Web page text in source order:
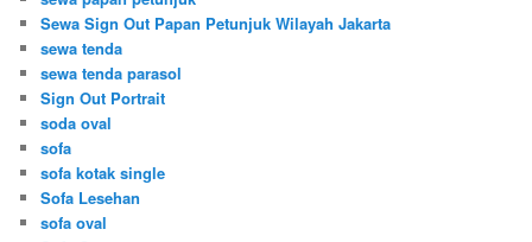
Sewa Sign Out Papan Petunjuk Wilayah Jakarta
sewa tenda
sewa tenda parasol
Sign Out Portrait
soda oval
sofa
sofa kotak single
Sofa Lesehan
sofa oval